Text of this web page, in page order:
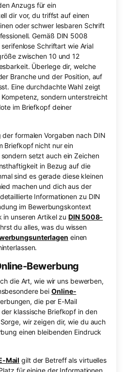
Anzugs für ein
dir vor, du triffst auf einen
oder schwer lesbaren Schrift
Gemäß DIN 5008
Schriftart wie Arial
zwischen 10 und 12
Überlege dir, welche
Branche und der Position, auf
Eine durchdachte Wahl zeigt
sondern unterstreicht
im Briefkopf deiner
formalen Vorgaben nach DIN
Briefkopf nicht nur ein
setzt auch ein Zeichen
in Bezug auf die
sind es gerade diese kleinen
machen und dich aus der
Informationen zu DIN
im Bewerbungskontext
in unseren Artikel zuDIN 5008-
du alles, was du wissen
einen
Bewerbung
die Art, wie wir uns bewerben,
beiOnline-
die per E-Mail
klassische Briefkopf in den
wir zeigen dir, wie du auch
einen bleibenden Eindruck
Mail gilt der Betreff als virtuelles
für einige der Informationen,